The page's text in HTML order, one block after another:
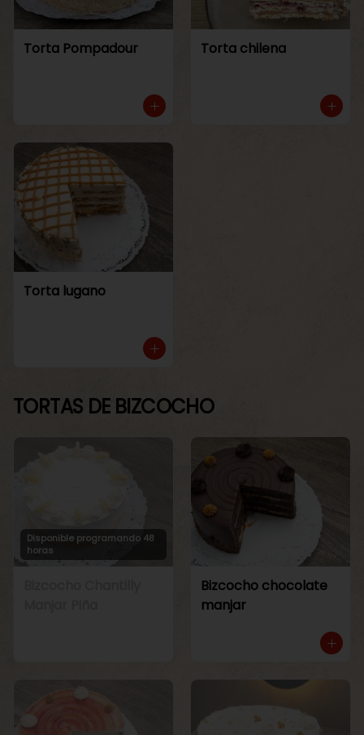
Torta Pompadour Torta chilena
Torta lugano
TORTAS DE BIZCOCHO
Disponible programando 48
horas
Bizcocho chocolate
manjar